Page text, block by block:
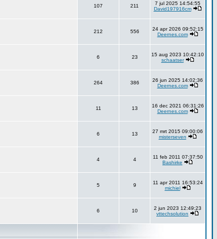
107 211
7 jul 2025 14:54:55
David197916cm
212 556
24 apr 2026 09:52:15
Deernes.com
6 23
15 aug 2023 10:42:10
schaatser
264 386
26 jun 2025 14:02:36
Deernes.com
11 13
16 dec 2021 06:31:26
Deernes.com
6 13
27 mrt 2015 09:00:06
misterseven
4 4
11 feb 2011 07:37:50
Bashirke
5 9
11 apr 2011 16:53:24
michiel
6 10
2 jun 2023 12:49:23
vttechsolution